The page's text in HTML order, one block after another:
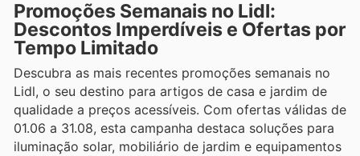
Promoções Semanais no Lidl:
Descontos Imperdíveis e Ofertas por
Tempo Limitado
Descubra as mais recentes promoções semanais no
Lidl, o seu destino para artigos de casa e jardim de
qualidade a preços acessíveis. Com ofertas válidas de
01.06 a 31.08, esta campanha destaca soluções para
iluminação solar, mobiliário de jardim e equipamentos